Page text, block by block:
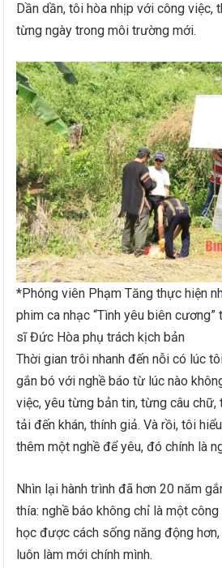
Dần dần, tôi hòa nhịp với công việc,
từng ngày trong môi trường mới.
*Phóng viên Phạm Tăng thực hiện
phim ca nhạc “Tình yêu biên
sĩ Đức Hòa phụ trách kịch bản
Thời gian trôi nhanh đến nỗi có lúc
gắn bó với nghề báo từ lúc nào
việc, yêu từng bản tin, từng câu chữ,
tải đến khán, thính giả. Và rồi, tôi
thêm một nghề để yêu, đó chính là
Nhìn lại hành trình đã hơn 20 năm
thía: nghề báo không chỉ là một
học được cách sống năng động
luôn làm mới chính mình.